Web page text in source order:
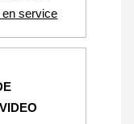
service